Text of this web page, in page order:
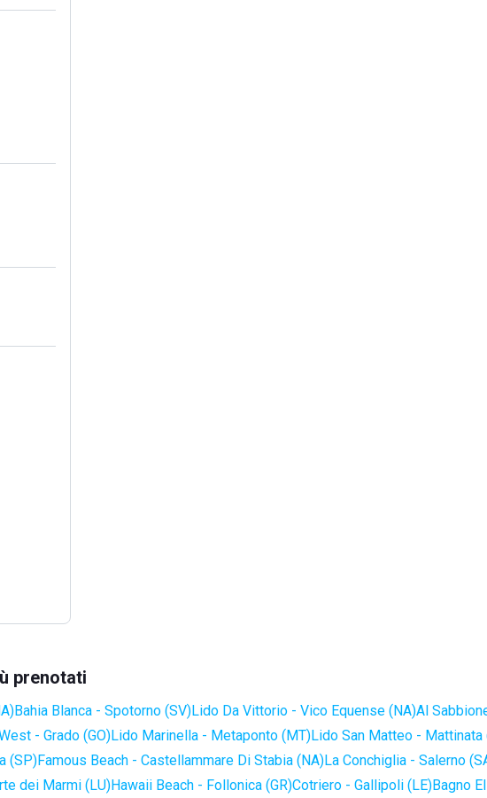
prenotati
Bahia Blanca - Spotorno (SV)Lido Da Vittorio - Vico Equense (NA)Al
- Grado (GO)Lido Marinella - Metaponto (MT)Lido San Matteo - Mattinata
(SP)Famous Beach - Castellammare Di Stabia (NA)La Conchiglia - Salerno
dei Marmi (LU)Hawaii Beach - Follonica (GR)Cotriero - Gallipoli (LE)Bagno